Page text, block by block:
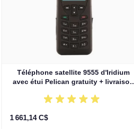
Téléphone satellite 9555 d'Iridium
avec étui Pelican gratuity + livraison
1 661,14 C$